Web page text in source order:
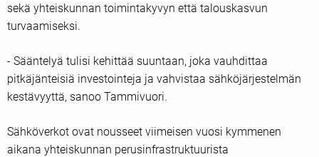
sekä yhteiskunnan toimintakyvyn että talouskasvun
turvaamiseksi.
- Sääntelyä tulisi kehittää suuntaan, joka vauhdittaa
pitkäjänteisiä investointeja ja vahvistaa sähköjärjestelmän
kestävyyttä, sanoo Tammivuori.
Sähköverkot ovat nousseet viimeisen vuosi kymmenen
aikana yhteiskunnan perusinfrastruktuurista